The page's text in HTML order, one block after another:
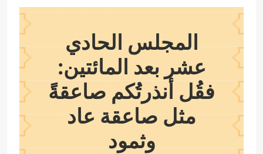
المجلس الحادي
عشر بعد المائتين:
فقُل أنذرتُكم صاعقةً
مثل صاعقة عاد
وثمود